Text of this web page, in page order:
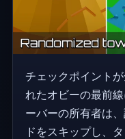
チェックポイント
れたオビーの最前線
ーバーの所有者は
ドをスキップし、